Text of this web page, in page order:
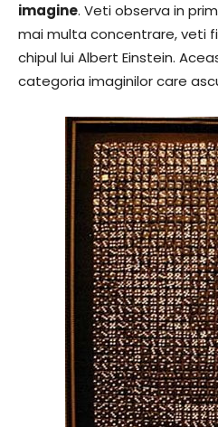
imagine. Veti observa in
mai multa concentrare, veti
chipul lui Albert Einstein.
categoria imaginilor care